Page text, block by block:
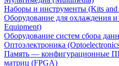
Наборы и инструменты (Kits and
Оборудование для охлаждения
Equipment)
Оборудование систем сбора
Оптоэлектроника
Память — конфигурационные
матриц (FPGA)